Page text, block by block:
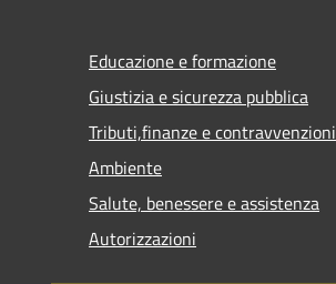
Educazione e formazione
Giustizia e sicurezza pubblica
Tributi,finanze e contravvenzioni
Ambiente
Salute, benessere e assistenza
Autorizzazioni